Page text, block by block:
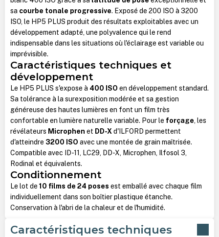
sa courbe tonale progressive. Exposé de 200 ISO à 3200
ISO, le HP5 PLUS produit des résultats exploitables avec un
développement adapté, une polyvalence qui le rend
indispensable dans les situations où l'éclairage est variable ou
imprévisible.
Caractéristiques techniques et
développement
Le HP5 PLUS s'expose à 400 ISO en développement standard.
Sa tolérance à la surexposition modérée et sa gestion
généreuse des hautes lumières en font un film très
confortable en lumière naturelle variable. Pour le forçage, les
révélateurs Microphen et DD-X d'ILFORD permettent
d'atteindre 3200 ISO avec une montée de grain maîtrisée.
Compatible avec ID-11, LC29, DD-X, Microphen, Ilfosol 3,
Rodinal et équivalents.
Conditionnement
Le lot de 10 films de 24 poses est emballé avec chaque film
individuellement dans son boîtier plastique étanche.
Conservation à l'abri de la chaleur et de l'humidité.
Caractéristiques techniques